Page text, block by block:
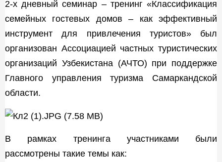
2-х дневный семинар – тренинг «Классификация
семейных гостевых домов – как эффективный
инструмент для привлечения туристов» был
организован Ассоциацией частных туристических
организаций Узбекистана (АЧТО) при поддержке
Главного управления туризма Самаркандской
области.
В рамках тренинга участниками были
рассмотрены такие темы как: